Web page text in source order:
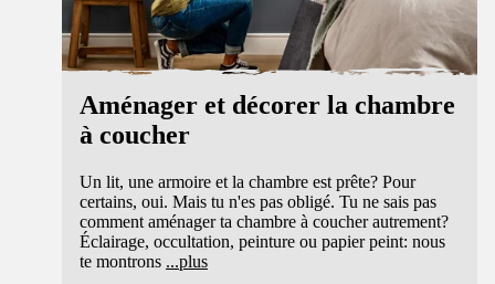
Aménager et décorer la chambre
à coucher
Un lit, une armoire et la chambre est prête? Pour
certains, oui. Mais tu n'es pas obligé. Tu ne sais pas
comment aménager ta chambre à coucher autrement?
Éclairage, occultation, peinture ou papier peint: nous
te montrons ...plus